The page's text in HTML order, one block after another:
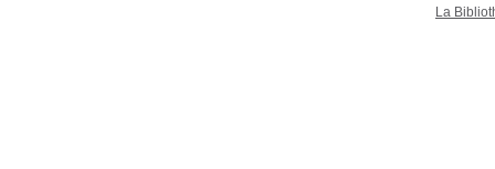
La